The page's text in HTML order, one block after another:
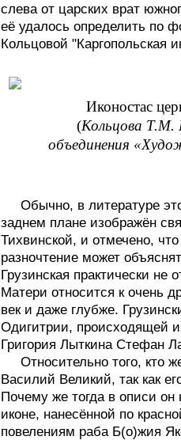
слева от царских врат
её удалось определить по
Кольцовой "Каргопольская
Иконостас
(Кольцова Т.М.
объединения
Обычно, в литературе
заднем плане изображён
Тихвинской, и отмечено,
разночтение может
Грузинская практически
Матери относится к очень
век и даже глубже.
Одигитрии, происходящей
Григория Лыткина Стефан
Относительно того, кто
Василий Великий, так как
Почему же тогда в описи
иконе, нанесённой по
повелениям раба Б(о)жия